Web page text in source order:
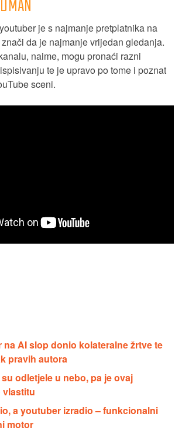
youtuber je s najmanje pretplatnika na
da je najmanje vrijedan gledanja.
naime, mogu pronaći razni
te je upravo po tome i poznat
sceni.
na AI slop donio kolateralne žrtve te
pravih autora
odletjele u nebo, pa je ovaj
vlastitu
a youtuber izradio – funkcionalni
motor